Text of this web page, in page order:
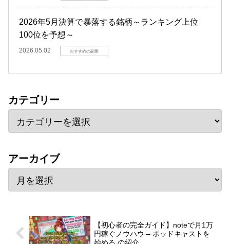
2026年5月決算で暴落する銘柄～ランキング上位
100位を予想～
2026.05.02 おすすめの副業
カテゴリー
アーカイブ
【初心者の完全ガイド】noteで月1万
円稼ぐノウハウ – ポッドキャストを